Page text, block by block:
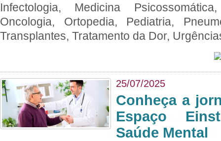
Infectologia, Medicina
Oncologia, Ortopedia, Pediatria,
Transplantes, Tratamento da Dor,
25/07/2025
Conheça a
Espaço
Saúde Mental